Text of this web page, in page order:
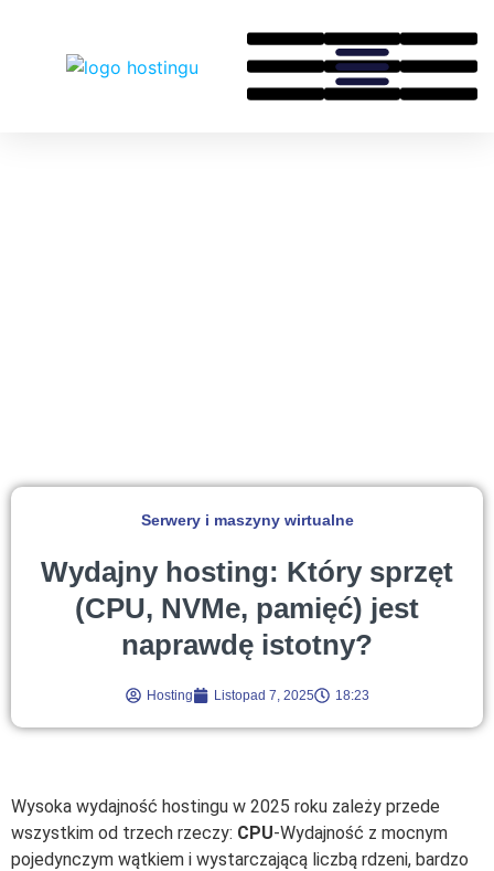
Serwery i maszyny wirtualne
Wydajny hosting: Który sprzęt
(CPU, NVMe, pamięć) jest
naprawdę istotny?
Hosting Listopad 7, 2025 18:23
Wysoka wydajność hostingu w 2025 roku zależy przede
wszystkim od trzech rzeczy: CPU-Wydajność z mocnym
pojedynczym wątkiem i wystarczającą liczbą rdzeni, bardzo